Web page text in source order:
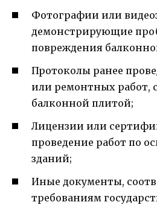
Фотографии или
демонстрирующие
повреждения
Протоколы ранее
или ремонтных работ,
балконной плитой;
Лицензии или
проведение работ по
зданий;
Иные документы,
требованиям